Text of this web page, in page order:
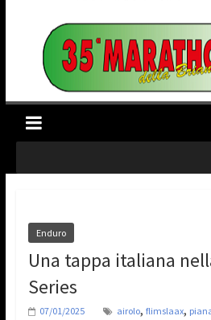
Enduro
Una tappa italiana
Series
07/01/2025 airolo, flimslaax,